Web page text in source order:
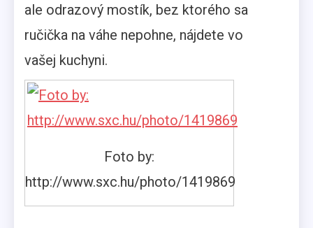
ale odrazový mostík, bez ktorého sa
ručička na váhe nepohne, nájdete vo
vašej kuchyni.
Foto by:
http://www.sxc.hu/photo/1419869